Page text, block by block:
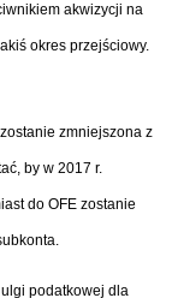
akwizycji na
okres przejściowy.
zmniejszona z
by w 2017 r.
do OFE zostanie
podatkowej dla